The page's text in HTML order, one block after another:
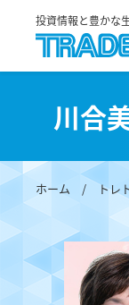
投資情報と豊かな
川合
ホーム /トレ